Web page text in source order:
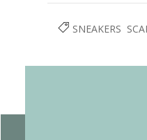
SNEAKERS